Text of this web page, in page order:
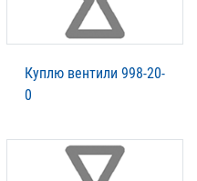
Куплю вентили 998-20-
0